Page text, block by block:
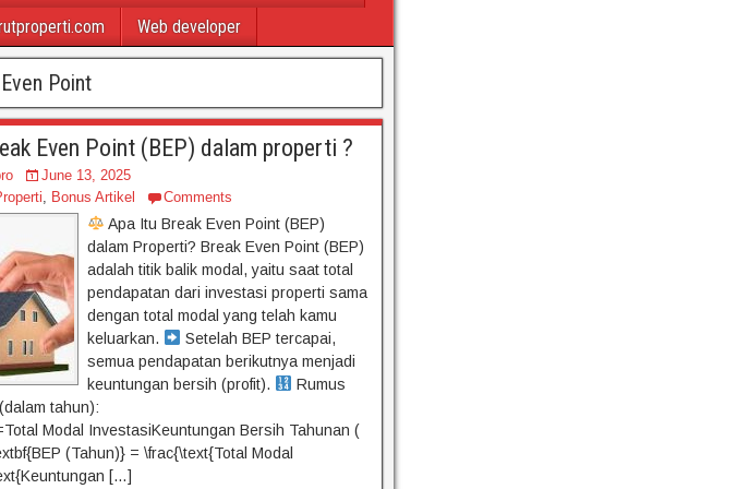
Web developer
Point
Even Point (BEP) dalam properti ?
June 13, 2025
, Bonus Artikel Comments
Apa Itu Break Even Point (BEP)
dalam Properti? Break Even Point (BEP)
adalah titik balik modal, yaitu saat total
pendapatan dari investasi properti sama
dengan total modal yang telah kamu
keluarkan.
Setelah BEP tercapai,
semua pendapatan berikutnya menjadi
keuntungan bersih (profit).
Rumus
tahun):
Modal InvestasiKeuntungan Bersih Tahunan (
(Tahun)} = \frac{\text{Total Modal
[…]